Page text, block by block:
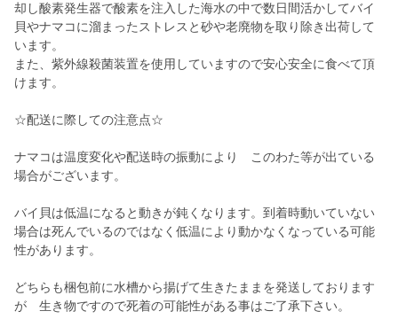
却し酸素発生器で酸素を注入した海水の中で数日間活かしてバイ
貝やナマコに溜まったストレスと砂や老廃物を取り除き出荷して
います。
また、紫外線殺菌装置を使用していますので安心安全に食べて頂
けます。
☆配送に際しての注意点☆
ナマコは温度変化や配送時の振動により このわた等が出ている
場合がございます。
バイ貝は低温になると動きが鈍くなります。到着時動いていない
場合は死んでいるのではなく低温により動かなくなっている可能
性があります。
どちらも梱包前に水槽から揚げて生きたままを発送しております
が 生き物ですので死着の可能性がある事はご了承下さい。